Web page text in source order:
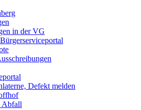
in der VG
Defekt melden
Abfall